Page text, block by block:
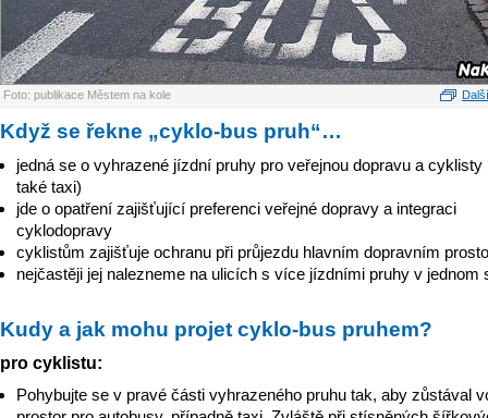
Foto: publikace Městem na kole
Když se řekne „cyklo-bus pruh“…
jedná se o vyhrazené jízdní pruhy pro veřejnou dopravu a cyklisty
také taxi)
jde o opatření zajišťující preferenci veřejné dopravy a integraci
cyklodopravy
cyklistům zajišťuje ochranu při průjezdu hlavním dopravním
nejčastěji jej nalezneme na ulicích s více jízdními pruhy v jednom
Kudy a jak mohu projet cyklo-bus pruhem?
pro cyklistu:
Pohybujte se v pravé části vyhrazeného pruhu tak, aby zůstával